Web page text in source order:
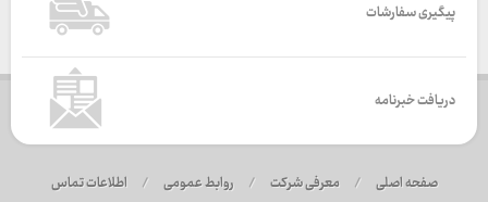
پیگیری سفارشات
دریافت خبرنامه
صفحه اصلی / معرفی شرکت / روابط عمومی / اطلاعات تماس